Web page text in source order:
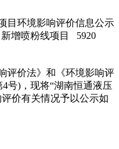
目环境影响评价信息公示
增喷粉线项目 5920
价法》和《环境影响评
号)，现将“湖南恒通液压
价有关情况予以公示如